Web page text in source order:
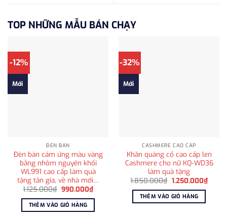
TOP NHỮNG MẪU BÁN CHẠY
-12%
Mới
ĐÈN BÀN
Đèn bàn cảm ứng màu vàng
bằng nhôm nguyên khối
WL991 cao cấp làm quà
tặng tân gia, về nhà mới…
1.125.000₫ Giá
là:
1.125.000₫.
990.000₫Giá
hiện
tại
990.000₫.
THÊM VÀO GIỎ HÀNG
-32%
Mới
CASHMERE CAO CẤP
Khăn quàng cổ cao cấp len
Cashmere cho nữ KQ-WD36
làm quà tặng
1.850.000₫ Giá
là:
1.850.000₫.
1.250.000₫Giá
hiện
THÊM VÀO GIỎ HÀNG